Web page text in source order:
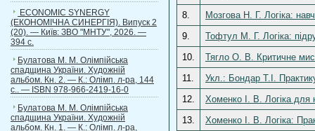
ECONOMIC SYNERGY
(ЕКОНОМІЧНА СИНЕРГІЯ). Випуск 2
(20). — Київ: ЗВО "МНТУ", 2026. —
394 с.
Булатова М. М. Олімпійська
спадщина України. Художній
альбом. Кн. 2. — К.: Олімп. л-ра, 144
с.. — ISBN 978-966-2419-16-0
Булатова М. М. Олімпійська
спадщина України. Художній
альбом. Кн. 1. — К.: Олімп. л-ра,
8.
Мозгова Н. Г. Логіка:
9.
Тофтул М. Г. Логіка:
10.
Тягло О. В. Критичне
11.
Укл.: Бондар Т.І.
12.
Хоменко І. В. Логіка
13.
Хоменко І. В. Логіка: